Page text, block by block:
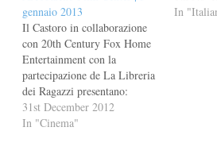
gennaio 2013
Il Castoro in collaborazione
con 20th Century Fox Home
Entertainment con la
partecipazione de La Libreria
dei Ragazzi presentano:
Giovedì 3 gennaio 2013 - ore
11.00 - 14.00 - 16.00 Cinema
31st December 2012
In "Cinema"
In